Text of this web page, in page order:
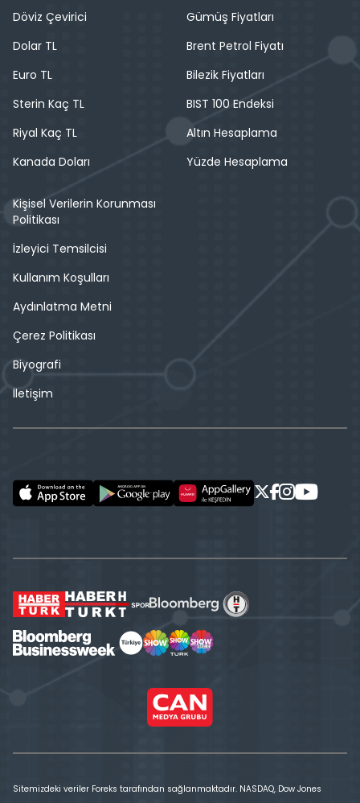
Döviz Çevirici
Dolar TL
Euro TL
Sterin Kaç TL
Riyal Kaç TL
Kanada Doları
Gümüş Fiyatları
Brent Petrol Fiyatı
Bilezik Fiyatları
BIST 100 Endeksi
Altın Hesaplama
Yüzde Hesaplama
Kişisel Verilerin Korunması
Politikası
İzleyici Temsilcisi
Kullanım Koşulları
Aydınlatma Metni
Çerez Politikası
Biyografi
İletişim
Sitemizdeki veriler Foreks tarafından sağlanmaktadır. NASDAQ, Dow Jones